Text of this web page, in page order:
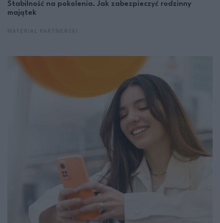
Stabilność na pokolenia. Jak zabezpieczyć rodzinny
majątek